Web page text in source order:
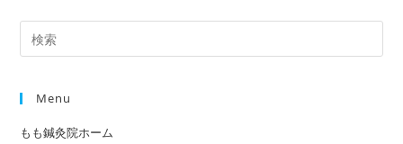
Menu
もも鍼灸院ホーム